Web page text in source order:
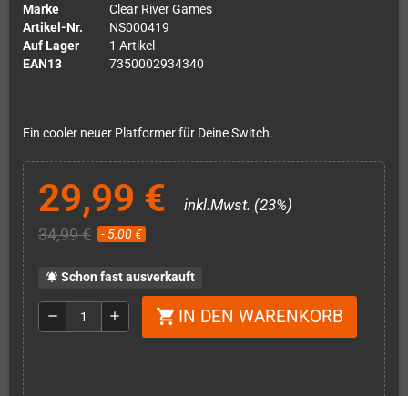
Marke
Clear River Games
Artikel-Nr.
NS000419
Auf Lager
1 Artikel
EAN13
7350002934340
Ein cooler neuer Platformer für Deine Switch.
29,99 € inkl.Mwst. (23%)
34,99 € - 5,00 €
notifications_active Schon fast ausverkauft
remove add shopping_cart IN DEN WARENKORB